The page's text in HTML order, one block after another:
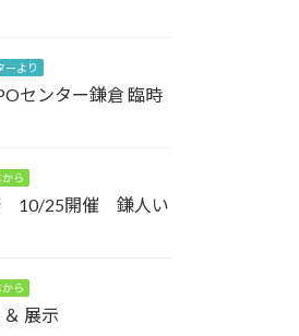
ーより
センター鎌倉 臨時
ら
10/25開催 鎌人い
ら
展示